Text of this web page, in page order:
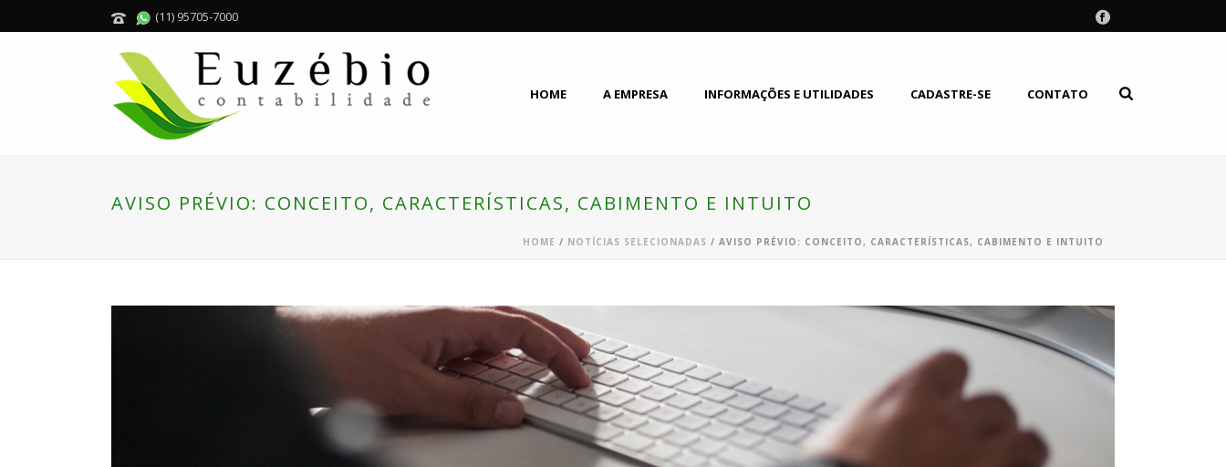
(11) 95705-7000
HOME A EMPRESA INFORMAÇÕES E UTILIDADES CADASTRE-SE CONTATO
AVISO PRÉVIO: CONCEITO, CARACTERÍSTICAS, CABIMENTO E INTUITO
HOME / NOTÍCIAS SELECIONADAS / AVISO PRÉVIO: CONCEITO, CARACTERÍSTICAS, CABIMENTO E INTUITO